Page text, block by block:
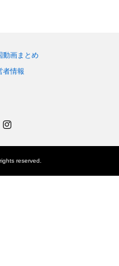
動画まとめ
者情報
reserved.